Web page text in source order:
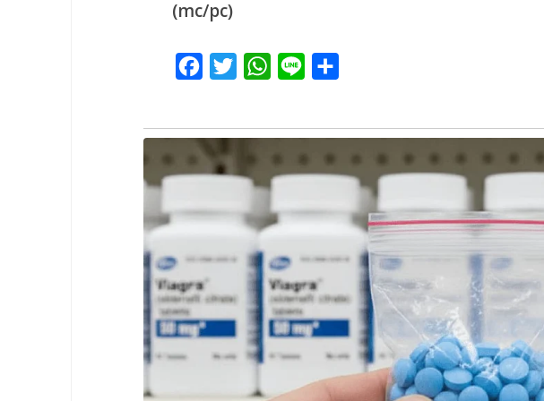
(mc/pc)
Facebook
Twitter WhatsApp
Line